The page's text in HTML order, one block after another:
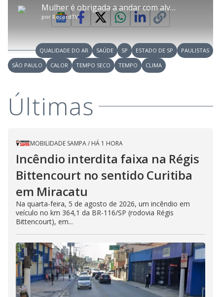
P
l
a
y
V
i
d
e
o
Mulher é obrigada a andar com alvará de soltura após ser presa injustamente
por RecordTV
t
a
r
1
0
g
u
n
d
o
s
a
n
ç
a
1
e
g
u
d
o
s
:
1
.
a
QUALIDADE DO AR SAÚDE SP ESTADO DE SP
PAULISTAS
SÃO PAULO
CALOR TEMPO SECO TEMPO CLIMA
Últimas
MOBILIDADE SAMPA/ HÁ 1 HORA
Incêndio interdita faixa na Régis
Bittencourt no sentido Curitiba
em Miracatu
Na quarta-feira, 5 de agosto de 2026, um incêndio em
veículo no km 364,1 da BR-116/SP (rodovia Régis
Bittencourt), em...